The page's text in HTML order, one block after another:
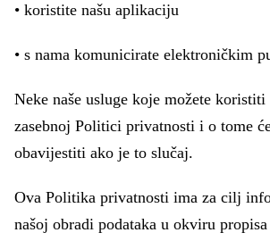
• koristite našu aplikaciju
• s nama komunicirate elektroničkim
Neke naše usluge koje možete
zasebnoj Politici privatnosti i o tome
obavijestiti ako je to slučaj.
Ova Politika privatnosti ima za cilj
našoj obradi podataka u okviru